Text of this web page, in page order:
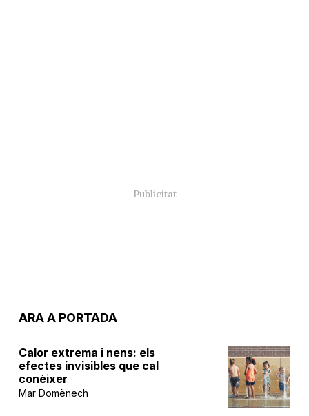
ARA A PORTADA
Calor extrema i nens: els
efectes invisibles que cal
conèixer
Mar Domènech